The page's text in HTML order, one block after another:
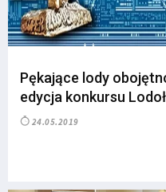
Pękające lody
edycja konkursu
24.05.2019